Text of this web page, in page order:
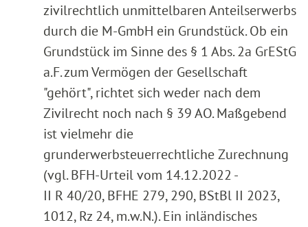
zivilrechtlich unmittelbaren Anteilserwerbs
durch die M-GmbH ein Grundstück. Ob ein
Grundstück im Sinne des § 1 Abs. 2a GrEStG
a.F. zum Vermögen der Gesellschaft
"gehört", richtet sich weder nach dem
Zivilrecht noch nach § 39 AO. Maßgebend
ist vielmehr die
grunderwerbsteuerrechtliche Zurechnung
(vgl. BFH-Urteil vom 14.12.2022 -
II R 40/20, BFHE 279, 290, BStBl II 2023,
1012, Rz 24, m.w.N.). Ein inländisches